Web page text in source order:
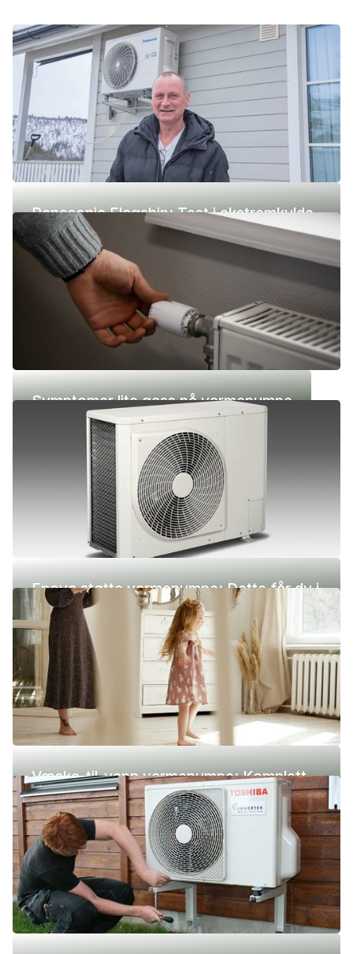
Panasonic Flagship: Test i ekstremkulde
(-42 °C)
Symptomer lite gass på varmepumpe
Enova støtte varmepumpe: Dette får du i
2026
Væske-til-vann varmepumpe: Komplett
guide (pris, fordeler og ulemper)